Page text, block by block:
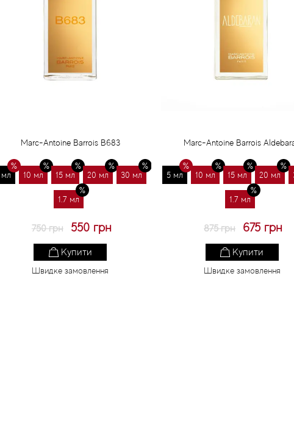
Marc-Antoine Barrois B683
мл 10 мл 15 мл 20 мл 30 мл
1.7 мл
750 грн 550 грн
Купити
Швидке замовлення
Marc-Antoine Barrois
5 мл 10 мл 15 мл 20 мл
1.7 мл
875 грн 675 грн
Купити
Швидке замовлення